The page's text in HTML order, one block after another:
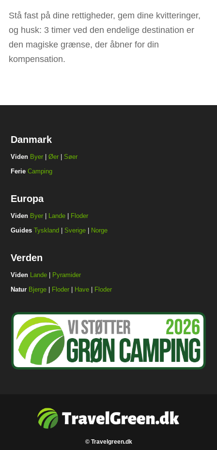
Stå fast på dine rettigheder, gem dine kvitteringer,
og husk: 3 timer ved den endelige destination er
den magiske grænse, der åbner for din
kompensation.
Danmark
Viden Byer |Øer |Søer
Ferie Camping
Europa
Viden Byer Lande
Floder
Guides Tyskland |Sverige Norge
Verden
Viden Lande
Pyramider
Natur Bjerge Floder Have Floder
© Travelgreen.dk